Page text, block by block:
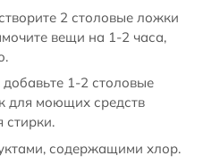
2 столовые ложки
вещи на 1-2 часа,
1-2 столовые
для моющих средств
стирки.
содержащими хлор.